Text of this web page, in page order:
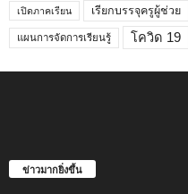
เปิดภาคเรียน เรียกบรรจุครูผู้ช่วย
แผนการจัดการเรียนรู้ โควิด 19
ข่าวมากยิ่งขึ้น